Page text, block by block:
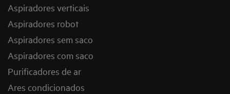
Aspiradores verticais
Aspiradores robot
Aspiradores sem saco
Aspiradores com saco
Purificadores de ar
Ares condicionados